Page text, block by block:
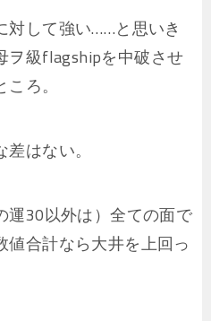
対して強い……と思いき
ヲ級flagshipを中破させ
ろ。
はない。
30以外は）全ての面で
合計なら大井を上回っ